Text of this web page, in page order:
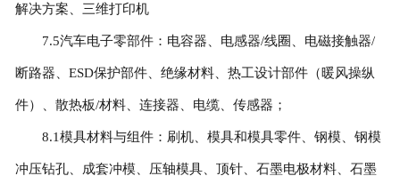
解决方案、三维打印机
7.5汽车电子零部件：电容器、电感器/线圈、电磁接触器/
断路器、ESD保护部件、绝缘材料、热工设计部件（暖风操纵
件）、散热板/材料、连接器、电缆、传感器；
8.1模具材料与组件：刷机、模具和模具零件、钢模、钢模
冲压钻孔、成套冲模、压轴模具、顶针、石墨电极材料、石墨